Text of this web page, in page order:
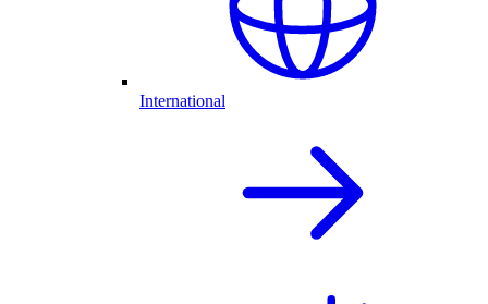
International